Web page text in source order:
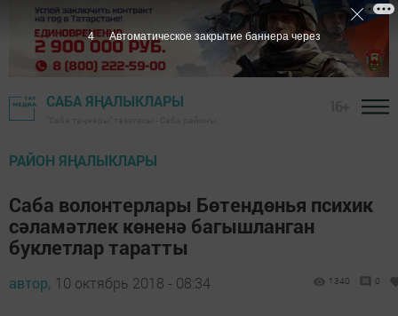
САБА ЯҢАЛЫКЛАРЫ
РАЙОН ЯҢАЛЫКЛАРЫ
Саба волонтерлары Бөтендөнья психик
сәламәтлек көненә багышланган
буклетлар таратты
автор, 10 октябрь 2018 - 08:34 1340 0
3 Автоматическое закрытие баннера через